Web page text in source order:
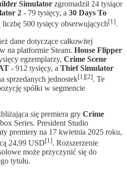
Simulator zgromadził 24 tysiące
2 - 79 tysięcy, a 30 Days To
liczbę 500 tysięcy obserwujących[1].
dane dotyczące całkowitej
na platformie Steam. House Flipper
egzemplarzy, Crime Scene
- 912 tysięcy, a Thief Simulator
sprzedanych jednostek[1][2]. Te
spółki w segmencie
się premiera gry Crime
Series. President Studio
premiery na 17 kwietnia 2025 roku,
24,99 USD[1]. Rozszerzenie
może przyczynić się do
tytułu.